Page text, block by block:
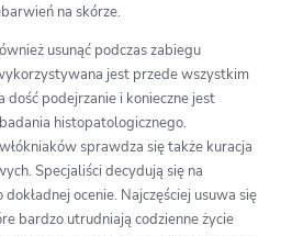
na skórze.
usunąć podczas zabiegu
jest przede wszystkim
podejrzanie i konieczne jest
histopatologicznego.
sprawdza się także kuracja
Specjaliści decydują się na
ocenie. Najczęściej usuwa się
bardzo utrudniają codzienne życie